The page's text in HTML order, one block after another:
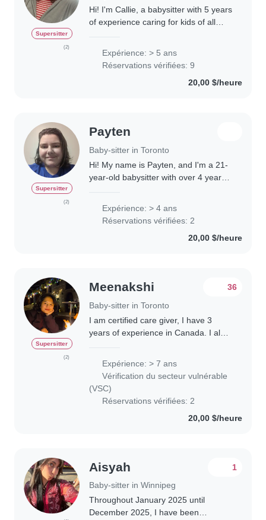
Supersitter
(2)
Hi! I'm Callie, a babysitter with 5 years
of experience caring for kids of all
Guelph. I'm patient, responsible, and
Expérience: > 5 ans
Réservations vérifiées: 9
20,00 $/heure
Supersitter
(2)
Payten
Baby-sitter in Toronto
Hi! My name is Payten, and I'm a 21-
year-old babysitter with over 4 years
University, where I earned a
Expérience: > 4 ans
Réservations vérifiées: 2
20,00 $/heure
Supersitter
(2)
Meenakshi
Baby-sitter in Toronto
36
I am certified care giver, I have 3
years of experience in Canada. I also
Expérience: > 7 ans
Vérification du secteur vulnérable
(VSC)
Réservations vérifiées: 2
20,00 $/heure
Aisyah
Baby-sitter in Winnipeg
1
Throughout January 2025 until
December 2025, I have been